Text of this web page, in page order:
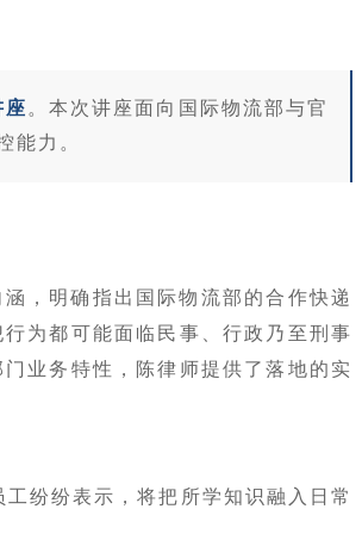
座 。本次讲座面向国际物流部与官
能力。
，明确指出国际物流部的合作快递
为都可能面临民事、行政乃至刑事
业务特性，陈律师提供了落地的实
纷纷表示，将把所学知识融入日常